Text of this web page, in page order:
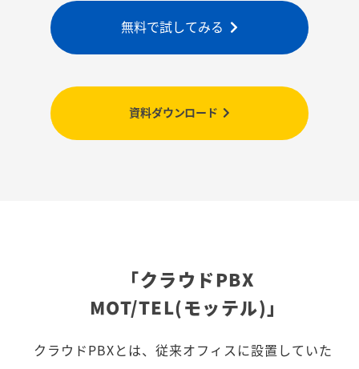
無料で試してみる
資料ダウンロード
「クラウドPBX
MOT/TEL(モッテル)」
クラウドPBXとは、従来オフィスに設置していた